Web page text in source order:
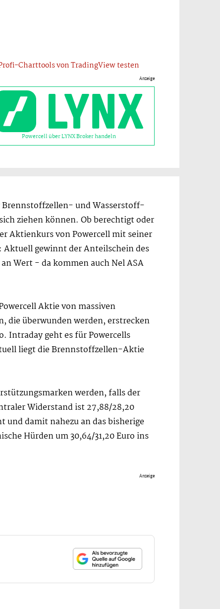
Charttools von TradingView testen
Anzeige
Powercell über LYNX Broker handeln
und Wasserstoff-
ziehen können. Ob berechtigt oder
Aktienkurs von Powercell mit seiner
gewinnt der Anteilschein des
Wert - da kommen auch Nel ASA
Aktie von massiven
die überwunden werden, erstrecken
Intraday geht es für Powercells
liegt die Brennstoffzellen-Aktie
werden, falls der
Widerstand ist 27,88/28,20
und damit nahezu an das bisherige
Hürden um 30,64/31,20 Euro ins
Anzeige